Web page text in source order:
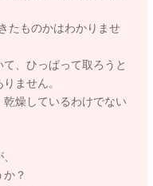
たものかはわかりませ
、ひっぱって取ろうと
ません。
燥しているわけでない
？